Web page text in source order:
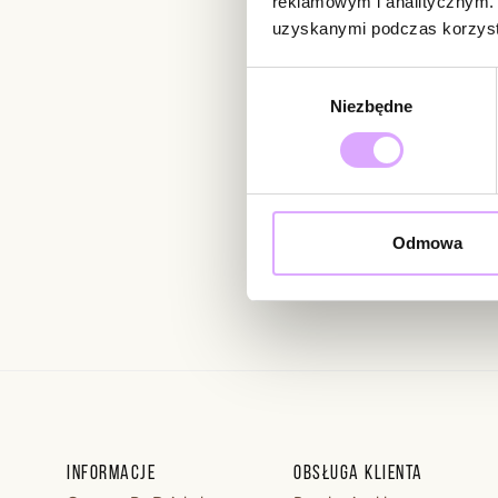
uzyskanymi podczas
Niezbędne
Odmowa
Wprowadzając i
Informacje Obsługa klienta